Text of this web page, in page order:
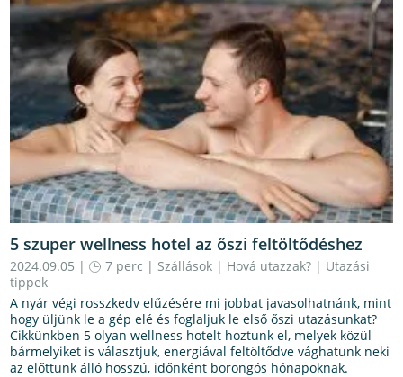
5 szuper wellness hotel az őszi feltöltődéshez
2024.09.05 | 7 perc | Szállások | Hová utazzak? | Utazási
tippek
A nyár végi rosszkedv elűzésére mi jobbat javasolhatnánk, mint
hogy üljünk le a gép elé és foglaljuk le első őszi utazásunkat?
Cikkünkben 5 olyan wellness hotelt hoztunk el, melyek közül
bármelyiket is választjuk, energiával feltöltődve vághatunk neki
az előttünk álló hosszú, időnként borongós hónapoknak.